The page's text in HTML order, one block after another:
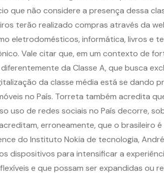
que não considere a presença dessa
terão realizado compras através da
eletrodomésticos, informática, livros e
Vale citar que, em um contexto de
da Classe A, que busca
da classe média está se dando
no País. Torreta também acredita
uso de redes sociais no País decorre,
erroneamente, que o brasileiro
do Instituto Nokia de tecnologia,
dispositivos para intensificar a
e que possam ser expandidas ou